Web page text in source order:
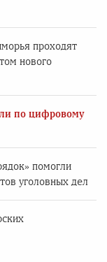
проходят
нового
по цифровому
помогли
уголовных дел